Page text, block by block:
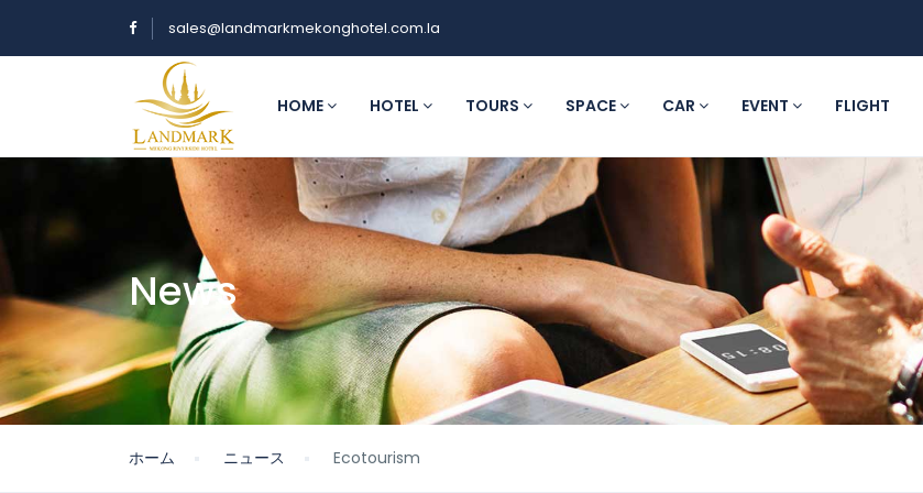
sales@landmarkmekonghotel.com.la
HOME HOTEL TOURS SPACE CAR EVENT FLIGHT
News
ホーム ニュース Ecotourism